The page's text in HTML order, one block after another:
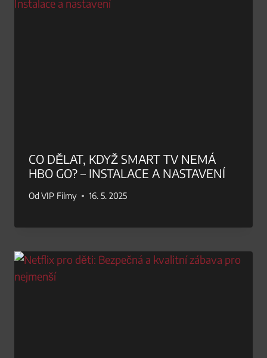
CO DĚLAT, KDYŽ SMART TV NEMÁ
HBO GO? – INSTALACE A NASTAVENÍ
Od VIP Filmy 16. 5. 2025